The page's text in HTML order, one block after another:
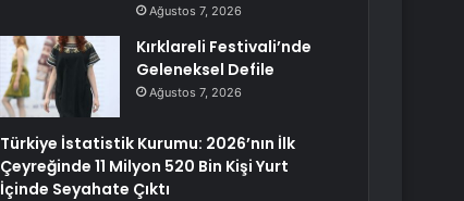
Ağustos 7, 2026
Kırklareli Festivali’nde
Geleneksel Defile
Ağustos 7, 2026
Türkiye İstatistik Kurumu: 2026’nın İlk
Çeyreğinde 11 Milyon 520 Bin Kişi Yurt
İçinde Seyahate Çıktı